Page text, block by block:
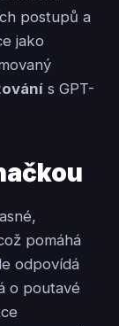
postupů a
jako
s GPT-
pomáhá
odpovídá
o poutavé